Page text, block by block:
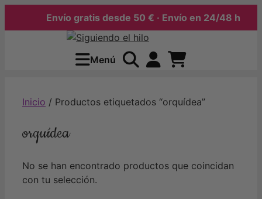
Envío gratis desde 50 € · Envío en 24/48 h
Menú
Inicio / Productos etiquetados “orquídea”
orquídea
No se han encontrado productos que coincidan
con tu selección.